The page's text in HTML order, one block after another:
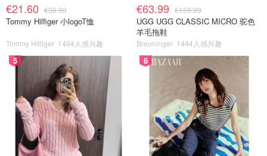
€21.60 €39.90
Tommy Hilfiger 小logoT恤
Tommy Hilfiger 1464人感兴趣
€63.99 €159.99
UGG UGG CLASSIC MICRO 驼色
羊毛拖鞋
Breuninger 1444人感兴趣
5 6